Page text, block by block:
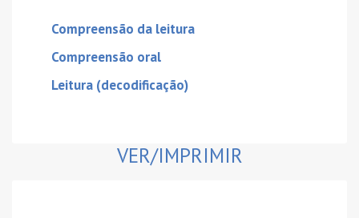
Compreensão da leitura
Compreensão oral
Leitura (decodificação)
VER/IMPRIMIR